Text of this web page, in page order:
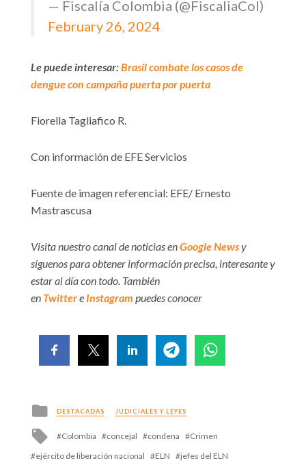
— Fiscalía Colombia (@FiscaliaCol)
February 26, 2024
Le puede interesar:Brasil combate los casos de
dengue con campaña puerta por puerta
Fiorella Tagliafico R.
Con información de EFE Servicios
Fuente de imagen referencial: EFE/ Ernesto
Mastrascusa
Visita nuestro canal de noticias enGoogle Newsy
síguenos para obtener información precisa, interesante y
estar al día con todo. También
en Twittere Instagram puedes conocer
Posted
in
DESTACADAS JUDICIALES Y LEYES
Tagged
Colombia concejal condena
Crimen
ejército de liberación nacional
ELN jefes del ELN